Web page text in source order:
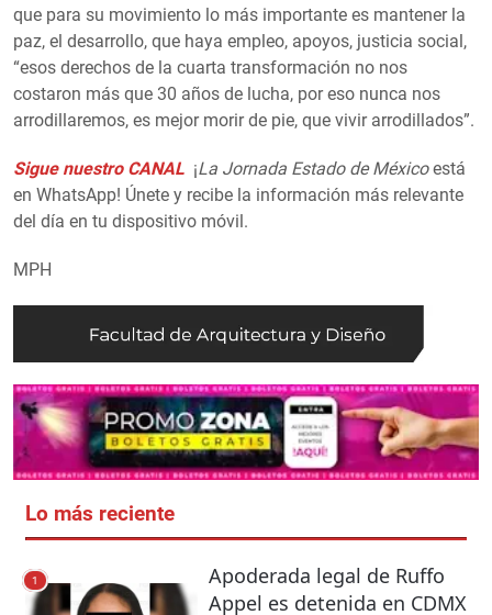
que para su movimiento lo más importante es mantener la
paz, el desarrollo, que haya empleo, apoyos, justicia social,
“esos derechos de la cuarta transformación no nos
costaron más que 30 años de lucha, por eso nunca nos
arrodillaremos, es mejor morir de pie, que vivir arrodillados”.
Sigue nuestro CANAL ¡La Jornada Estado de Méxicoestá
en WhatsApp! Únete y recibe la información más relevante
del día en tu dispositivo móvil.
MPH
Lo más reciente
1
Apoderada legal de Ruffo
Appel es detenida en CDMX